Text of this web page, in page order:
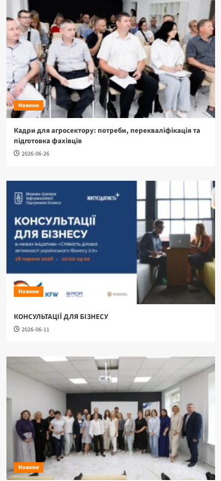
Новини
Кадри для агросектору: потреби, перекваліфікація та
підготовка фахівців
2026-06-26
Новини
КОНСУЛЬТАЦІЇ ДЛЯ БІЗНЕСУ
2026-06-11
Новини